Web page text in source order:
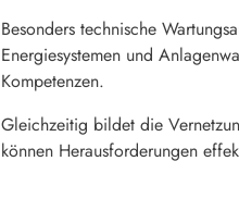
Besonders technische
Energiesystemen und
Kompetenzen.
Gleichzeitig bildet die
können Herausforderungen